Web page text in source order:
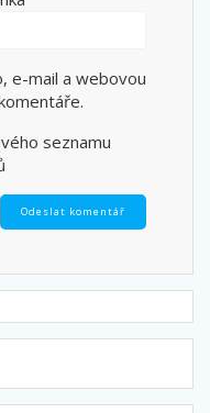
e-mail a webovou
seznamu